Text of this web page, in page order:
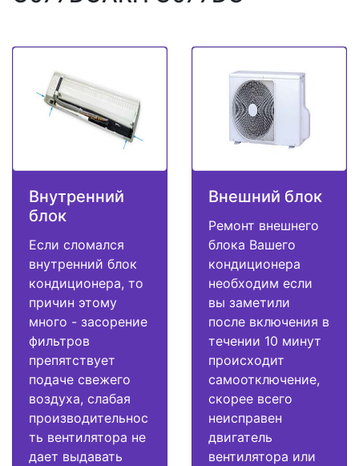
Внутренний
блок
Если сломался
внутренний блок
кондиционера, то
причин этому
много - засорение
фильтров
препятствует
подаче свежего
воздуха, слабая
производительнос
ть вентилятора не
дает выдавать
Внешний блок
Ремонт внешнего
блока Вашего
кондиционера
необходим если
вы заметили
после включения в
течении 10 минут
происходит
самоотключение,
скорее всего
неисправен
двигатель
вентилятора или